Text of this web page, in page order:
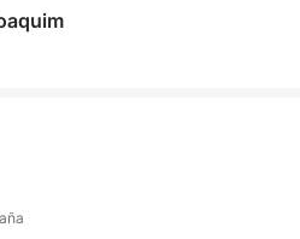
día está diseñada para
y se planifica
a sus